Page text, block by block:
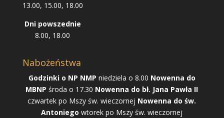
13.00, 15.00, 18.00
Dni powszednie
8.00, 18.00
Nabożeństwa
Godzinki o NP NMP niedziela o 8.00 Nowenna do
MBNP środa o 17.30 Nowenna do bł. Jana Pawła II
czwartek po Mszy św. wieczornej Nowenna do św.
Antoniegowtorek po Mszy św. wieczornej